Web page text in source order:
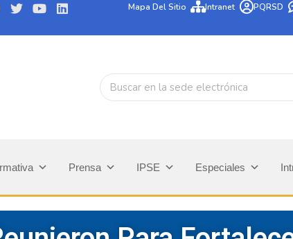
Mapa Del Sitio Intranet PQRSD
Prensa IPSE Especiales